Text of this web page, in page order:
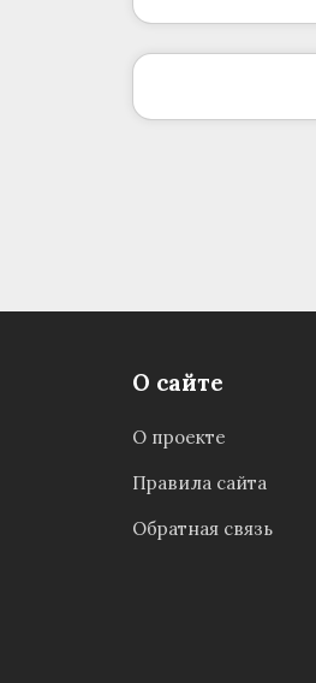
О сайте
О проекте
Правила сайта
Обратная связь